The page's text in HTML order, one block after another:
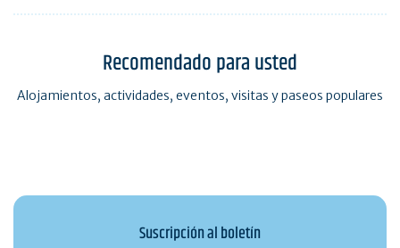
Recomendado para usted
Alojamientos, actividades, eventos, visitas y paseos populares
Suscripción al boletín